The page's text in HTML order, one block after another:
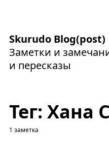
Skurudo Blog(post)
Заметки и
и пересказы
Тег: Хана
1 заметка